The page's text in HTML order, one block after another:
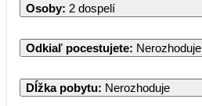
Osoby: 2 dospelí
Odkiaľ pocestujete: Nerozhoduje
Dĺžka pobytu: Nerozhoduje